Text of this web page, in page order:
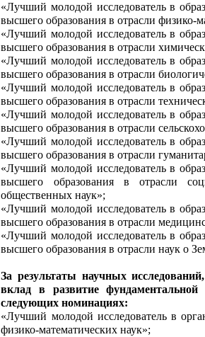
«Лучший молодой исследователь в
высшего образования в отрасли физико-
«Лучший молодой исследователь в
высшего образования в отрасли
«Лучший молодой исследователь в
высшего образования в отрасли
«Лучший молодой исследователь в
высшего образования в отрасли
«Лучший молодой исследователь в
высшего образования в отрасли
«Лучший молодой исследователь в
высшего образования в отрасли
«Лучший молодой исследователь в
высшего образования в отрасли
общественных наук»;
«Лучший молодой исследователь в
высшего образования в отрасли
«Лучший молодой исследователь в
высшего образования в отрасли наук о
За результаты научных
вклад в развитие
следующих номинациях:
«Лучший молодой исследователь в
физико-математических наук»;